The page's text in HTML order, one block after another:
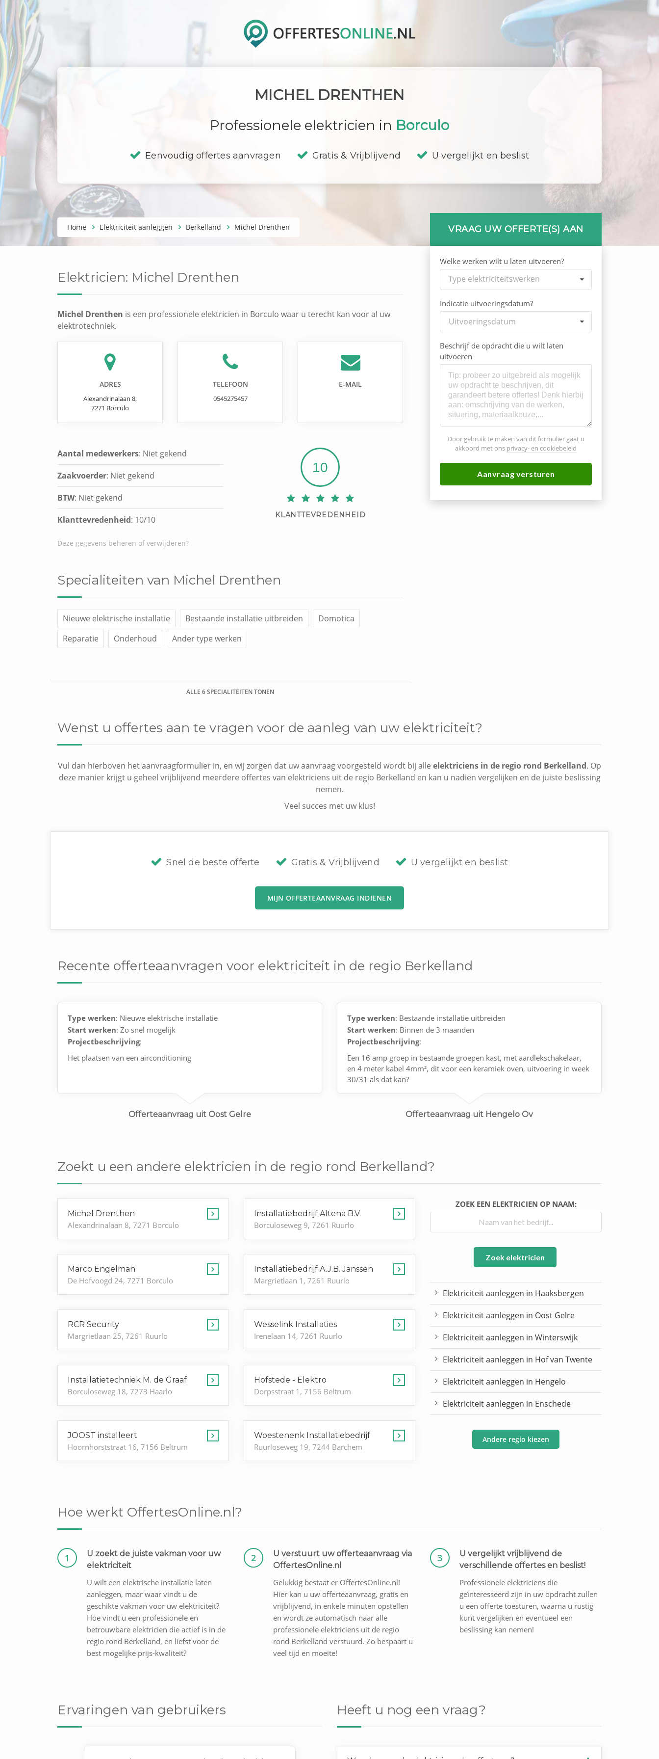
MICHEL DRENTHEN
Professionele elektricien in Borculo
Eenvoudig offertes aanvragen Gratis & Vrijblijvend U vergelijkt en beslist
VRAAG UW OFFERTE(S) AAN
Home Elektriciteit aanleggen Berkelland Michel Drenthen
Welke werken wilt u laten uitvoeren?
Type elektriciteitswerken
Indicatie uitvoeringsdatum?
Uitvoeringsdatum
Beschrijf de opdracht die u wilt laten
uitvoeren
Door gebruik te maken van dit formulier gaat u
akkoord met ons privacy- en cookiebeleid
Aanvraag versturen
Elektricien: Michel Drenthen
Michel Drenthen is een professionele elektricien in Borculo waar u terecht kan voor al uw
elektrotechniek.
ADRES
Alexandrinalaan 8,
7271 Borculo
TELEFOON
0545275457
E-MAIL
Aantal medewerkers: Niet gekend
Zaakvoerder: Niet gekend
BTW: Niet gekend
Klanttevredenheid: 10/10
10
KLANTTEVREDENHEID
Deze gegevens beheren of verwijderen?
Specialiteiten van Michel Drenthen
Nieuwe elektrische installatie Bestaande installatie uitbreiden
Domotica
Reparatie
Onderhoud Ander type werken
ALLE 6 SPECIALITEITEN TONEN
Wenst u offertes aan te vragen voor de aanleg van uw elektriciteit?
Vul dan hierboven het aanvraagformulier in, en wij zorgen dat uw aanvraag voorgesteld wordt bij alle elektriciens in de regio rond Berkelland. Op
deze manier krijgt u geheel vrijblijvend meerdere offertes van elektriciens uit de regio Berkelland en kan u nadien vergelijken en de juiste beslissing
nemen.
Veel succes met uw klus!
Snel de beste offerte Gratis & Vrijblijvend U vergelijkt en beslist
MIJN OFFERTEAANVRAAG INDIENEN
Recente offerteaanvragen voor elektriciteit in de regio Berkelland
Type werken: Nieuwe elektrische installatie
Start werken: Zo snel mogelijk
Projectbeschrijving:
Het plaatsen van een airconditioning
Offerteaanvraag uit Oost Gelre
Type werken: Bestaande installatie uitbreiden
Start werken: Binnen de 3 maanden
Projectbeschrijving:
Een 16 amp groep in bestaande groepen kast, met aardlekschakelaar,
en 4 meter kabel 4mm², dit voor een keramiek oven, uitvoering in week
30/31 als dat kan?
Offerteaanvraag uit Hengelo Ov
Zoekt u een andere elektricien in de regio rond Berkelland?
Michel Drenthen
Alexandrinalaan 8, 7271 Borculo
Installatiebedrijf Altena B.V.
Borculoseweg 9, 7261 Ruurlo
Marco Engelman
De Hofvoogd 24, 7271 Borculo
Installatiebedrijf A.J.B. Janssen
Margrietlaan 1, 7261 Ruurlo
RCR Security
Margrietlaan 25, 7261 Ruurlo
Wesselink Installaties
Irenelaan 14, 7261 Ruurlo
Installatietechniek M. de Graaf
Borculoseweg 18, 7273 Haarlo
Hofstede - Elektro
Dorpsstraat 1, 7156 Beltrum
JOOST installeert
Hoornhorststraat 16, 7156 Beltrum
Woestenenk Installatiebedrijf
Ruurloseweg 19, 7244 Barchem
ZOEK EEN ELEKTRICIEN OP NAAM:
Zoek elektricien
Elektriciteit aanleggen in Haaksbergen
Elektriciteit aanleggen in Oost Gelre
Elektriciteit aanleggen in Winterswijk
Elektriciteit aanleggen in Hof van Twente
Elektriciteit aanleggen in Hengelo
Elektriciteit aanleggen in Enschede
Andere regio kiezen
Hoe werkt OffertesOnline.nl?
1
U zoekt de juiste vakman voor uw
elektriciteit
U wilt een elektrische installatie laten
aanleggen, maar waar vindt u de
geschikte vakman voor uw elektriciteit?
Hoe vindt u een professionele en
betrouwbare elektricien die actief is in de
regio rond Berkelland, en liefst voor de
best mogelijke prijs-kwaliteit?
2
U verstuurt uw offerteaanvraag via
OffertesOnline.nl
Gelukkig bestaat er OffertesOnline.nl!
Hier kan u uw offerteaanvraag, gratis en
vrijblijvend, in enkele minuten opstellen
en wordt ze automatisch naar alle
professionele elektriciens uit de regio
rond Berkelland verstuurd. Zo bespaart u
veel tijd en moeite!
3
U vergelijkt vrijblijvend de
verschillende offertes en beslist!
Professionele elektriciens die
geïnteresseerd zijn in uw opdracht zullen
u een offerte toesturen, waarna u rustig
kunt vergelijken en eventueel een
beslissing kan nemen!
Ervaringen van gebruikers Heeft u nog een vraag?